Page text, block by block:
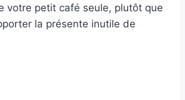
votre petit café seule, plutôt que
la présente inutile de